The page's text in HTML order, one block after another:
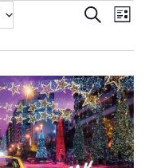
Search
List